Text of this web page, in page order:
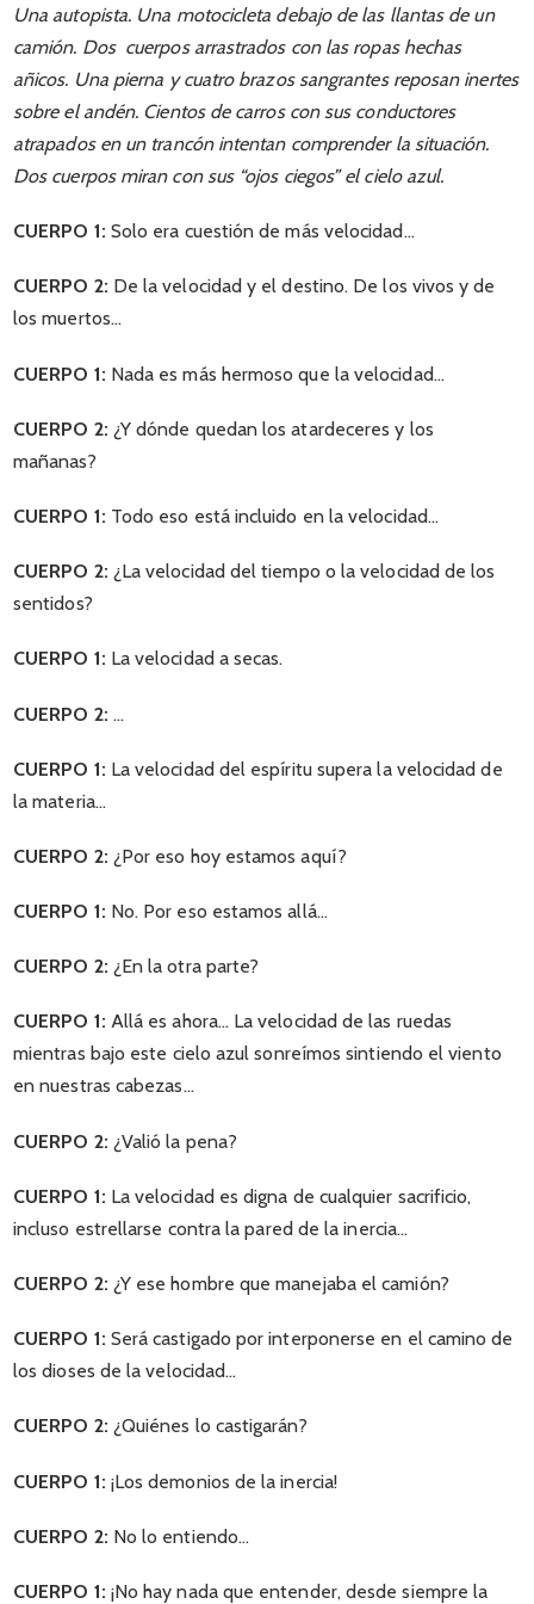
Una autopista. Una motocicleta debajo de las llantas de un
camión. Dos cuerpos arrastrados con las ropas hechas
añicos. Una pierna y cuatro brazos sangrantes reposan inertes
sobre el andén. Cientos de carros con sus conductores
atrapados en un trancón intentan comprender la situación.
Dos cuerpos miran con sus “ojos ciegos” el cielo azul.
CUERPO 1: Solo era cuestión de más velocidad…
CUERPO 2: De la velocidad y el destino. De los vivos y de
los muertos…
CUERPO 1: Nada es más hermoso que la velocidad…
CUERPO 2: ¿Y dónde quedan los atardeceres y los
mañanas?
CUERPO 1: Todo eso está incluido en la velocidad…
CUERPO 2: ¿La velocidad del tiempo o la velocidad de los
sentidos?
CUERPO 1: La velocidad a secas.
CUERPO 2: …
CUERPO 1: La velocidad del espíritu supera la velocidad de
la materia…
CUERPO 2: ¿Por eso hoy estamos aquí?
CUERPO 1: No. Por eso estamos allá…
CUERPO 2: ¿En la otra parte?
CUERPO 1: Allá es ahora… La velocidad de las ruedas
mientras bajo este cielo azul sonreímos sintiendo el viento
en nuestras cabezas…
CUERPO 2: ¿Valió la pena?
CUERPO 1: La velocidad es digna de cualquier sacrificio,
incluso estrellarse contra la pared de la inercia…
CUERPO 2: ¿Y ese hombre que manejaba el camión?
CUERPO 1: Será castigado por interponerse en el camino de
los dioses de la velocidad…
CUERPO 2: ¿Quiénes lo castigarán?
CUERPO 1: ¡Los demonios de la inercia!
CUERPO 2: No lo entiendo…
CUERPO 1: ¡No hay nada que entender, desde siempre la